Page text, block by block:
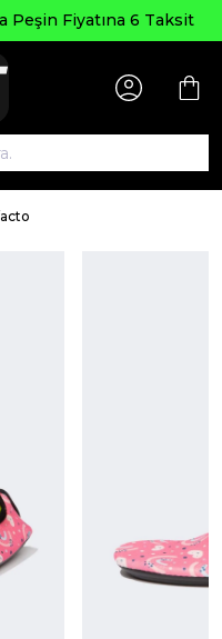
6 Taksit